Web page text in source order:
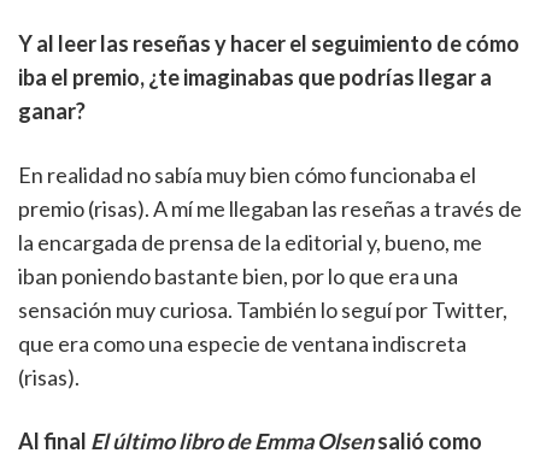
Y al leer las reseñas y hacer el seguimiento de cómo
iba el premio, ¿te imaginabas que podrías llegar a
ganar?
En realidad no sabía muy bien cómo funcionaba el
premio (risas). A mí me llegaban las reseñas a través de
la encargada de prensa de la editorial y, bueno, me
iban poniendo bastante bien, por lo que era una
sensación muy curiosa. También lo seguí por Twitter,
que era como una especie de ventana indiscreta
(risas).
Al final El último libro de Emma Olsensalió como